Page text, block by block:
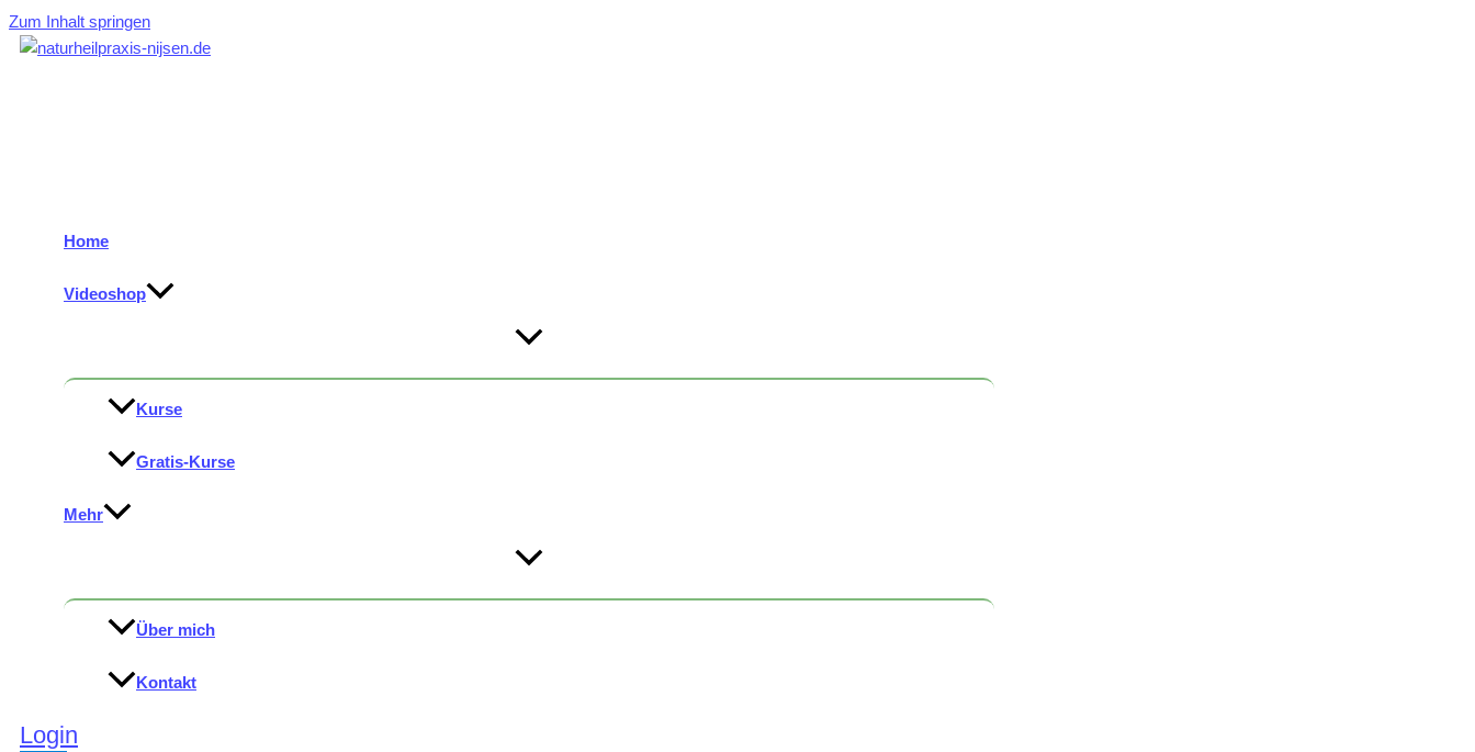
Zum Inhalt springen
Home
Videoshop
Kurse
Gratis-Kurse
Mehr
Über mich
Kontakt
Login